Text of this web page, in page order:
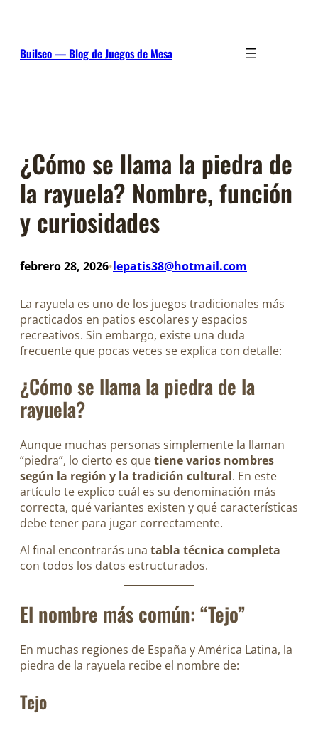
Builseo — Blog de Juegos de Mesa
¿Cómo se llama la piedra de
la rayuela? Nombre, función
y curiosidades
febrero 28, 2026•lepatis38@hotmail.com
La rayuela es uno de los juegos tradicionales más
practicados en patios escolares y espacios
recreativos. Sin embargo, existe una duda
frecuente que pocas veces se explica con detalle:
¿Cómo se llama la piedra de la
rayuela?
Aunque muchas personas simplemente la llaman
“piedra”, lo cierto es quetiene varios nombres
según la región y la tradición cultural. En este
artículo te explico cuál es su denominación más
correcta, qué variantes existen y qué características
debe tener para jugar correctamente.
Al final encontrarás una tabla técnica completa
con todos los datos estructurados.
El nombre más común: “Tejo”
En muchas regiones de España y América Latina, la
piedra de la rayuela recibe el nombre de:
Tejo